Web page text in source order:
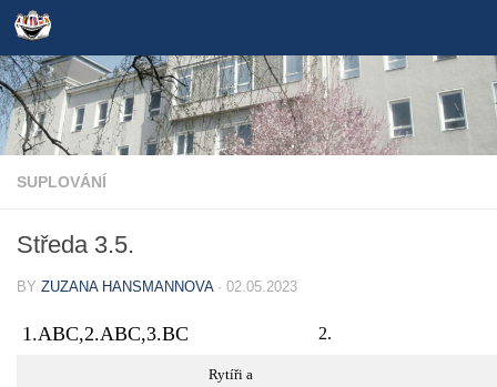
Skip to content
SUPLOVÁNÍ
Středa 3.5.
BY ZUZANA HANSMANNOVA · 02.05.2023
1.ABC,2.ABC,3.BC 2.
Rytíři a